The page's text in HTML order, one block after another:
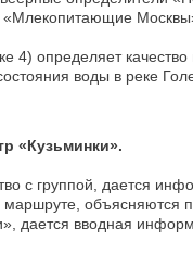
4) определяет
воды в реке
«Кузьминки».
с группой, дается
объясняются
дается вводная